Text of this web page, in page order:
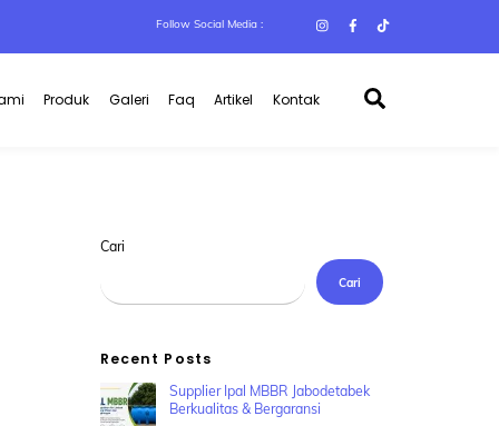
Follow Social Media :
Produk Galeri Faq Artikel Kontak
Cari
Cari
Recent Posts
Supplier Ipal MBBR Jabodetabek
Berkualitas & Bergaransi